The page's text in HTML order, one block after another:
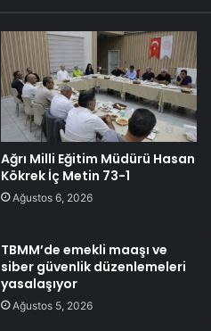
Ağrı Milli Eğitim Müdürü Hasan
Kökrek İç Metin 73-1
Ağustos 6, 2026
TBMM’de emekli maaşı ve
siber güvenlik düzenlemeleri
yasalaşıyor
Ağustos 5, 2026